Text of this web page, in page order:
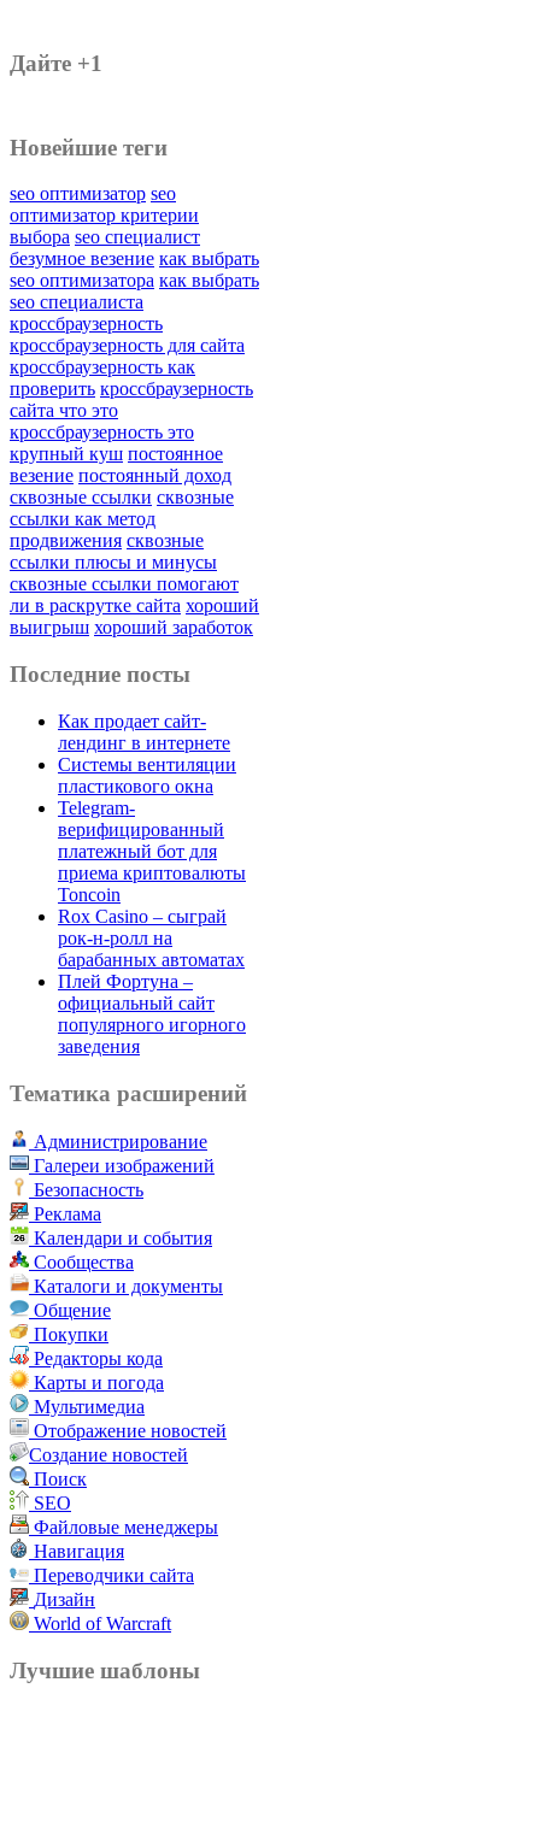
Дайте +1
Новейшие теги
seo оптимизатор seo
оптимизатор критерии
выбора seo специалист
безумное везение как выбрать
seo оптимизатора как выбрать
seo специалиста
кроссбраузерность
кроссбраузерность для сайта
кроссбраузерность как
проверить кроссбраузерность
сайта что это
кроссбраузерность это
крупный куш постоянное
везение постоянный доход
сквозные ссылки сквозные
ссылки как метод
продвижения сквозные
ссылки плюсы и минусы
сквозные ссылки помогают
ли в раскрутке сайта хороший
выигрыш хороший заработок
Последние посты
Как продает сайт-
лендинг в интернете
Системы вентиляции
пластикового окна
Telegram-
верифицированный
платежный бот для
приема криптовалюты
Toncoin
Rox Casino – сыграй
рок-н-ролл на
барабанных автоматах
Плей Фортуна –
официальный сайт
популярного игорного
заведения
Тематика расширений
Администрирование
Галереи изображений
Безопасность
Реклама
Календари и события
Сообщества
Каталоги и документы
Общение
Покупки
Редакторы кода
Карты и погода
Мультимедиа
Отображение новостей
Создание новостей
Поиск
SEO
Файловые менеджеры
Навигация
Переводчики сайта
Дизайн
World of Warcraft
Лучшие шаблоны